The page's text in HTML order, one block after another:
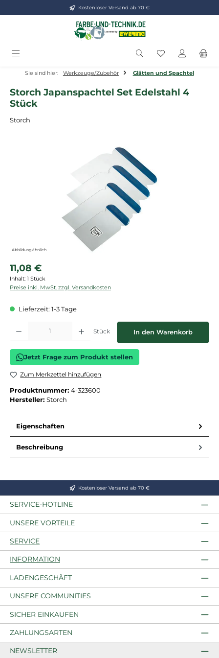
Zum Hauptinhalt springenKostenloser Versand ab 70 €
Du hast 0
Sie sind hier: Werkzeuge/Zubehör Glätten und Spachtel
Storch Japanspachtel Set Edelstahl 4
Stück
Storch
Abbildung ähnlich
Regulärer Preis:
11,08 €
Inhalt: 1 Stück
Preise inkl. MwSt. zzgl. Versandkosten
Lieferzeit: 1-3 Tage
Produkt Anzahl: Gib den gewünschten Wert ein oder benutze die
Stück In den Warenkorb
Jetzt Frage zum Produkt stellen
Zum Merkzettel hinzufügen
Produktnummer: 4-323600
Hersteller: Storch
Eigenschaften
Beschreibung
Kostenloser Versand ab 70 €
SERVICE-HOTLINE
UNSERE VORTEILE
SERVICE
INFORMATION
LADENGESCHÄFT
UNSERE COMMUNITIES
SICHER EINKAUFEN
ZAHLUNGSARTEN
NEWSLETTER